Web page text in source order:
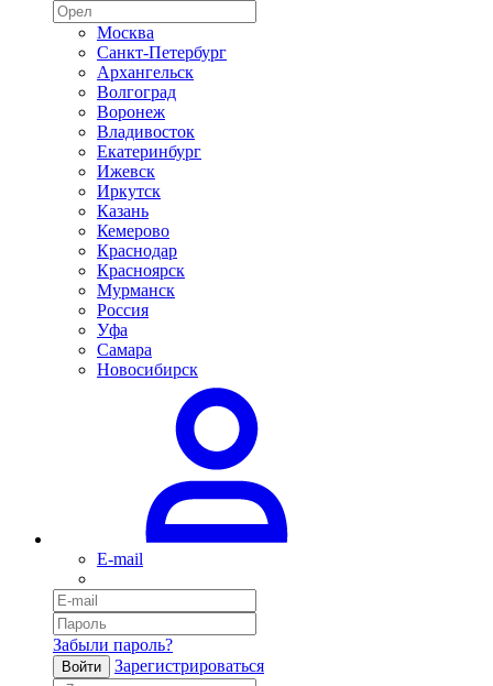
Москва
Санкт-Петербург
Архангельск
Волгоград
Воронеж
Владивосток
Екатеринбург
Ижевск
Иркутск
Казань
Кемерово
Краснодар
Красноярск
Мурманск
Россия
Уфа
Самара
Новосибирск
E-mail
Забыли пароль?
Войти Зарегистрироваться